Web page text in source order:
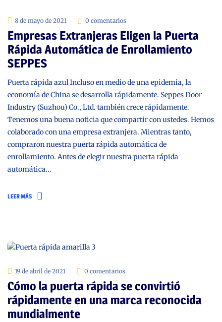
8 de mayo de 2021 0 comentarios
Empresas Extranjeras Eligen la Puerta
Rápida Automática de Enrollamiento
SEPPES
Puerta rápida azul Incluso en medio de una epidemia, la
economía de China se desarrolla rápidamente. Seppes Door
Industry (Suzhou) Co., Ltd. también crece rápidamente.
Tenemos una buena noticia que compartir con ustedes. Hemos
colaborado con una empresa extranjera. Mientras tanto,
compraron nuestra puerta rápida automática de
enrollamiento. Antes de elegir nuestra puerta rápida
automática...
LEER MÁS
19 de abril de 2021 0 comentarios
Cómo la puerta rápida se convirtió
rápidamente en una marca reconocida
mundialmente